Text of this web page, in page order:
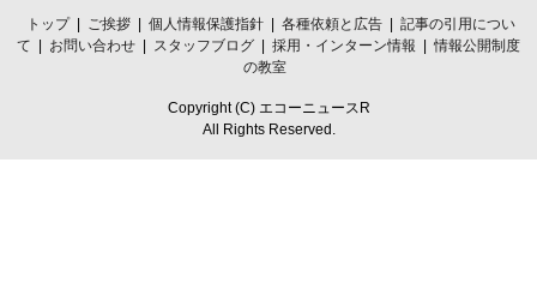
トップ ご挨拶 個人情報保護指針 各種依頼と広告
記事の引用につい
て
お問い合わせ スタッフブログ 採用・インターン情報
情報公開制度
の教室
Copyright (C) エコーニュースR
All Rights Reserved.